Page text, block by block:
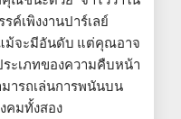
ค์เพิงงานปาร์เลย์
ม้จะมีอันดับ แต่คุณอาจ
เภทของความคืบหน้า
ารถเล่นการพนันบน
คมทั้งสอง